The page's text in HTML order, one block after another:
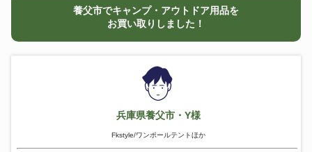
養父市でキャンプ・アウトドア用品を
お買い取りしました！
兵庫県養父市・Y様
Fkstyle/ワンポールテントほか